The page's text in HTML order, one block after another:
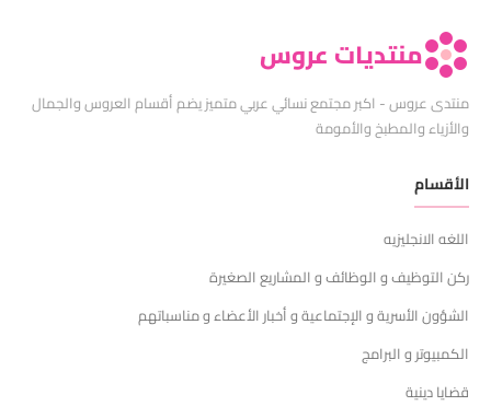
منتديات عروس
منتدى عروس - اكبر مجتمع نسائي عربي متميز يضم أقسام العروس والجمال
والأزياء والمطبخ والأمومة
الأقسام
اللغه الانجليزيه
ركن التوظيف و الوظائف و المشاريع الصغيرة
الشؤون الأسرية و الإجتماعية و أخبار الأعضاء و مناسباتهم
الكمبيوتر و البرامج
قضايا دينية